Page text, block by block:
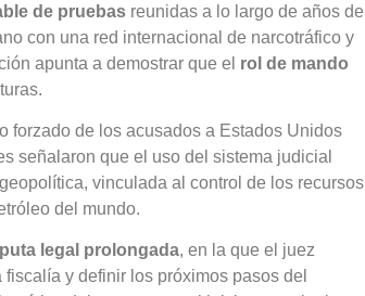
de pruebas reunidas a lo largo de años de
con una red internacional de narcotráfico y
apunta a demostrar que el rol de mando
forzado de los acusados a Estados Unidos
señalaron que el uso del sistema judicial
vinculada al control de los recursos
del mundo.
legal prolongada, en la que el juez
y definir los próximos pasos del